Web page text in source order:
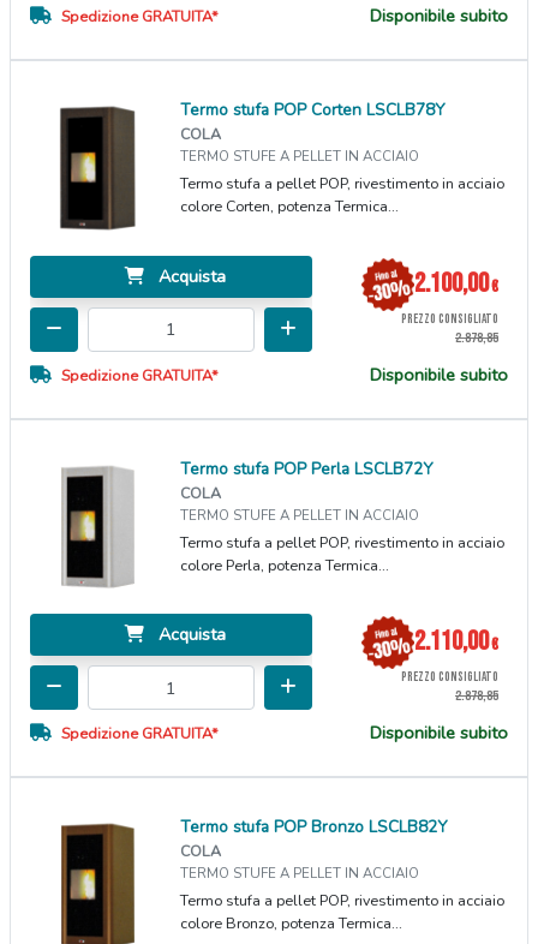
Spedizione GRATUITA* Disponibile subito
Termo stufa POP Corten LSCLB78Y
COLA
TERMO STUFE A PELLET IN ACCIAIO
Termo stufa a pellet POP, rivestimento in acciaio
colore Corten, potenza Termica...
Acquista 2.100,00€
PREZZO CONSIGLIATO
2.878,85
Spedizione GRATUITA* Disponibile subito
Termo stufa POP Perla LSCLB72Y
COLA
TERMO STUFE A PELLET IN ACCIAIO
Termo stufa a pellet POP, rivestimento in acciaio
colore Perla, potenza Termica...
Acquista 2.110,00€
PREZZO CONSIGLIATO
2.878,85
Spedizione GRATUITA* Disponibile subito
Termo stufa POP Bronzo LSCLB82Y
COLA
TERMO STUFE A PELLET IN ACCIAIO
Termo stufa a pellet POP, rivestimento in acciaio
colore Bronzo, potenza Termica...